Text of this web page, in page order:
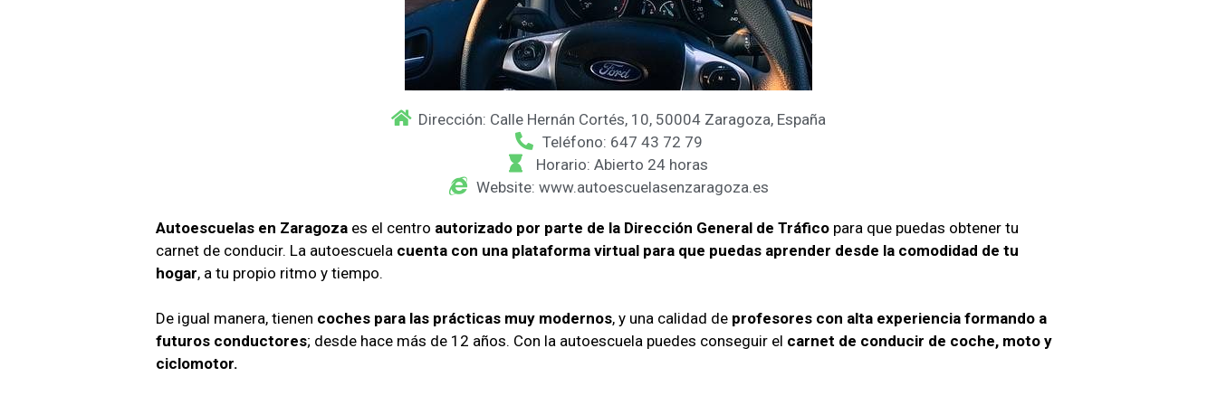
Dirección: Calle Hernán Cortés, 10, 50004 Zaragoza, España
Teléfono: 647 43 72 79
Horario: Abierto 24 horas
Website: www.autoescuelasenzaragoza.es
Autoescuelas en Zaragoza es el centro autorizado por parte de la Dirección General de Tráfico para que puedas obtener tu
carnet de conducir. La autoescuela cuenta con una plataforma virtual para que puedas aprender desde la comodidad de tu
hogar, a tu propio ritmo y tiempo.
De igual manera, tienen coches para las prácticas muy modernos, y una calidad de profesores con alta experiencia formando a
futuros conductores; desde hace más de 12 años. Con la autoescuela puedes conseguir el carnet de conducir de coche, moto y
ciclomotor.